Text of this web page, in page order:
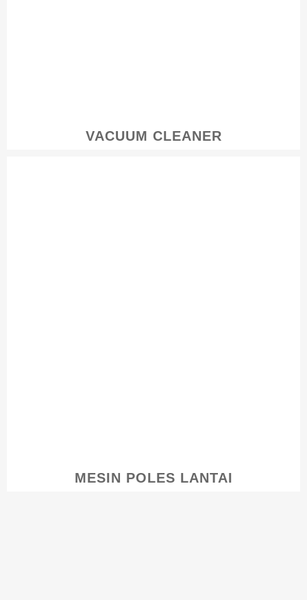
VACUUM CLEANER
MESIN POLES LANTAI